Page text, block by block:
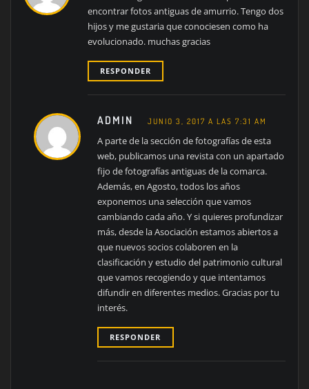
encontrar fotos antiguas de amurrio. Tengo dos
hijos y me gustaria que conociesen como ha
evolucionado. muchas gracias
RESPONDER
ADMIN JUNIO 3, 2017 A LAS 7:31 AM
A parte de la sección de fotografías de esta
web, publicamos una revista con un apartado
fijo de fotografías antiguas de la comarca.
Además, en Agosto, todos los años
exponemos una selección que vamos
cambiando cada año. Y si quieres profundizar
más, desde la Asociación estamos abiertos a
que nuevos socios colaboren en la
clasificación y estudio del patrimonio cultural
que vamos recogiendo y que intentamos
difundir en diferentes medios. Gracias por tu
interés.
RESPONDER